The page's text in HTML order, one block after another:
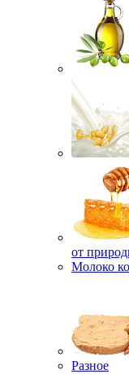
от
Молоко
Разное